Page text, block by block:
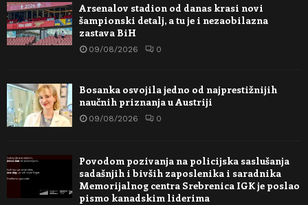
Arsenalov stadion od danas krasi novi
šampionski detalj, a tu je i nezaobilazna
zastava BiH
09/08/2026 0
Bosanka osvojila jedno od najprestižnijih
naučnih priznanja u Austriji
09/08/2026 0
Povodom pozivanja na policijska saslušanja
sadašnjih i bivših zaposlenika i saradnika
Memorijalnog centra Srebrenica IGK je poslao
pismo kanadskim liderima